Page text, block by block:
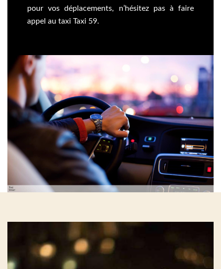
pour vos déplacements, n’hésitez pas à faire
appel au taxi Taxi 59.